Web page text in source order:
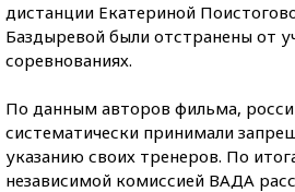
дистанции Екатериной
Баздыревой были отстранены от
соревнованиях.
По данным авторов фильма,
систематически принимали
указанию своих тренеров. По
независимой комиссией ВАДА